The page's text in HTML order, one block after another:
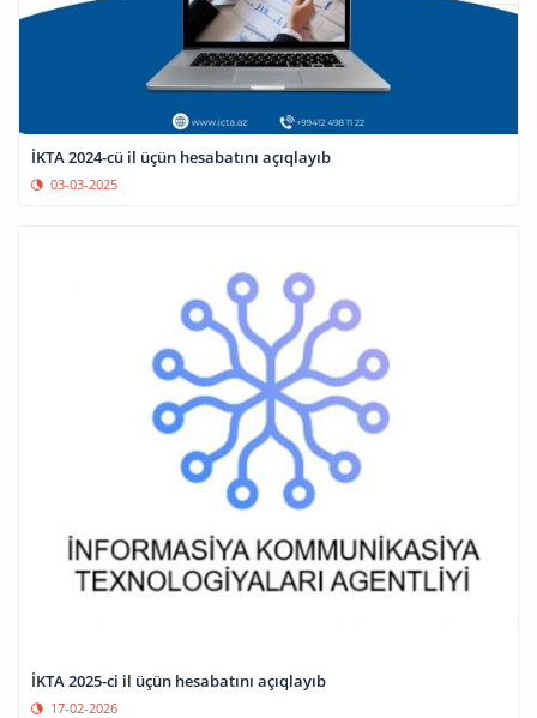
İKTA 2024-cü il üçün hesabatını açıqlayıb
03-03-2025
İKTA 2025-ci il üçün hesabatını açıqlayıb
17-02-2026